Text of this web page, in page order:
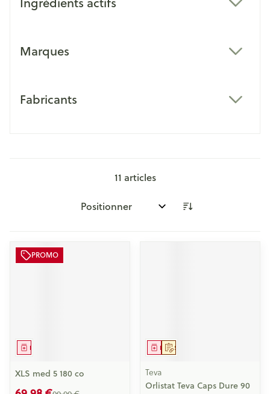
Marques
Fabricants
11 articles
Trier par:
PROMO
Médicament
XLS med 5 180 co
Sur prescription
Médicament
Teva
Orlistat Teva Caps Dure 90